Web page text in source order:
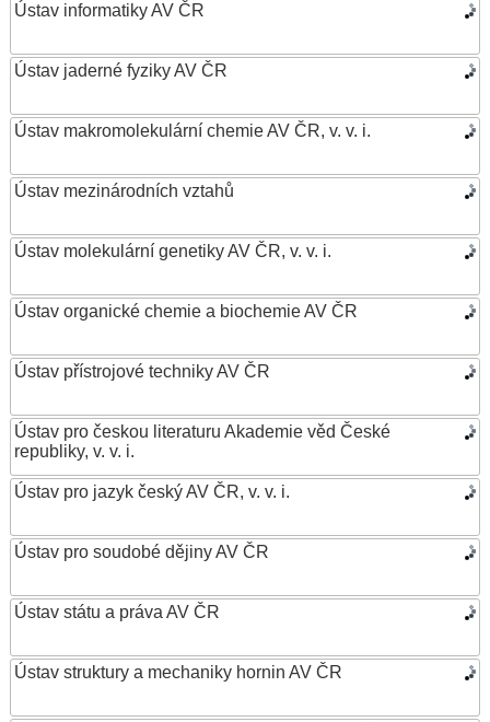
Ústav informatiky AV ČR
Ústav jaderné fyziky AV ČR
Ústav makromolekulární chemie AV ČR, v. v. i.
Ústav mezinárodních vztahů
Ústav molekulární genetiky AV ČR, v. v. i.
Ústav organické chemie a biochemie AV ČR
Ústav přístrojové techniky AV ČR
Ústav pro českou literaturu Akademie věd České
republiky, v. v. i.
Ústav pro jazyk český AV ČR, v. v. i.
Ústav pro soudobé dějiny AV ČR
Ústav státu a práva AV ČR
Ústav struktury a mechaniky hornin AV ČR